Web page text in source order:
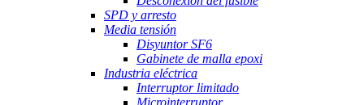
SPD y arresto
Media tensión
Disyuntor SF6
Gabinete de malla epoxi
Industria eléctrica
Interruptor limitado
Microinterruptor